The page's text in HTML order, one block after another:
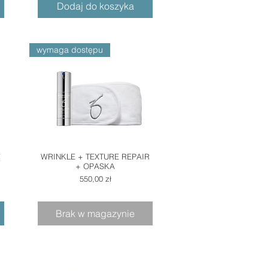
Dodaj do koszyka
wymaga dostępu
WRINKLE + TEXTURE REPAIR
+ OPASKA
Cena
550,00 zł
Brak w magazynie